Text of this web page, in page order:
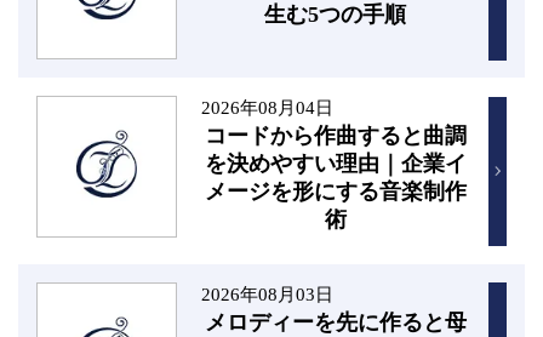
生む5つの手順
2026年08月04日
コードから作曲すると曲調
を決めやすい理由｜企業イ
メージを形にする音楽制作
術
2026年08月03日
メロディーを先に作ると母